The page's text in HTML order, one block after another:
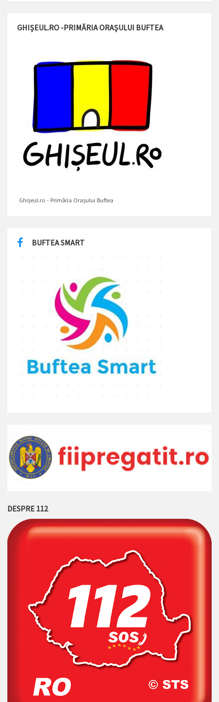
GHIȘEUL.RO -PRIMĂRIA ORAȘULUI BUFTEA
Ghișeul.ro - Primăria Orașului Buftea
BUFTEA SMART
DESPRE 112